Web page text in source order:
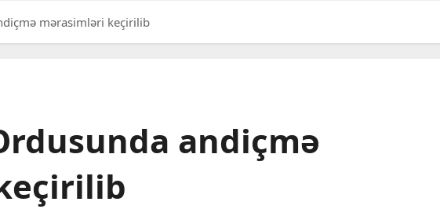
mərasimləri keçirilib
andiçmə